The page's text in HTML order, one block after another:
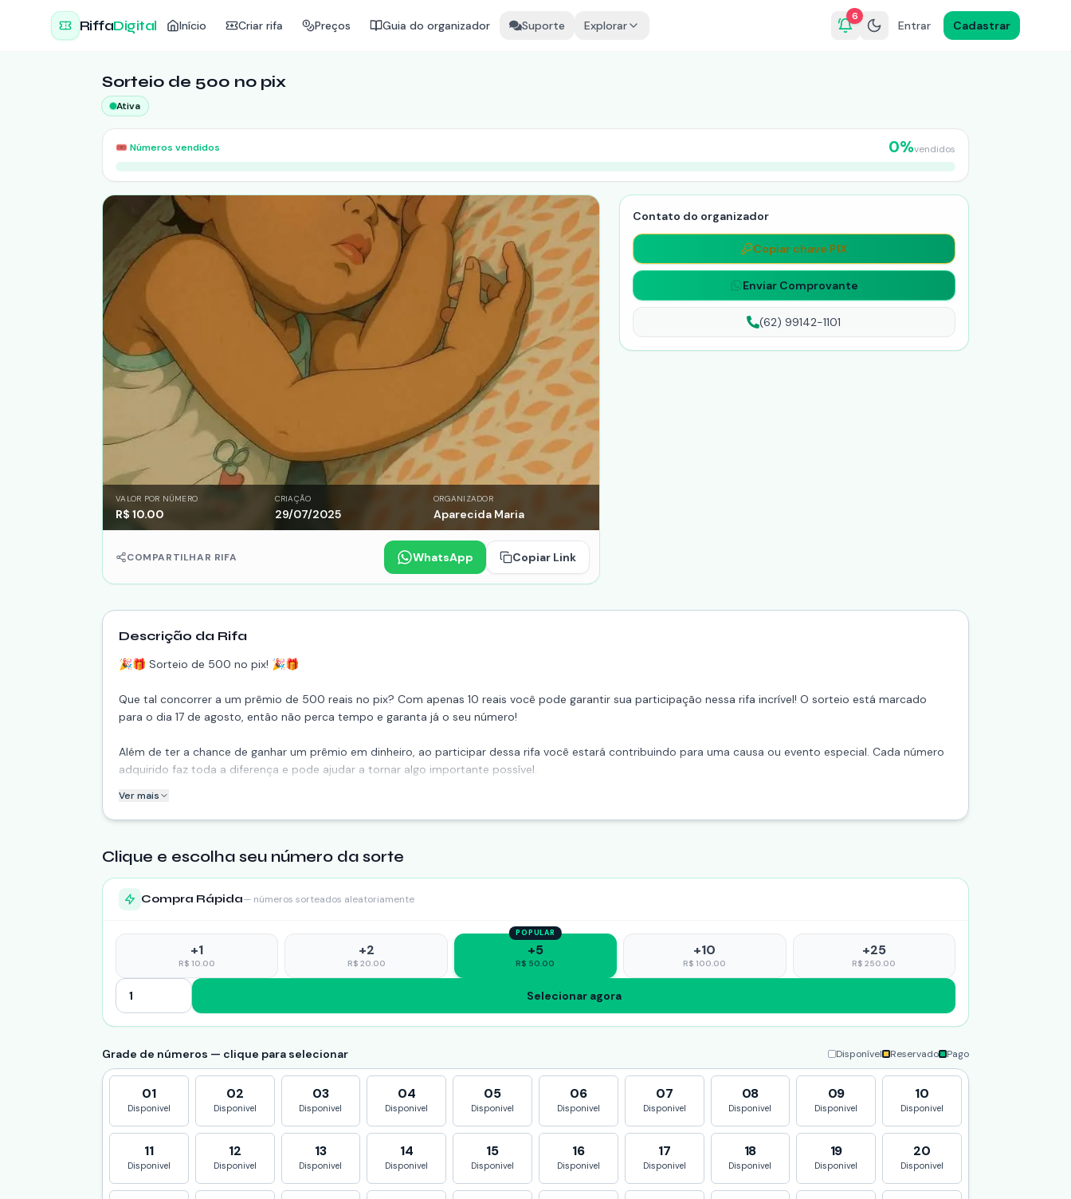
RiffaDigital Início Criar rifa Preços Guia do organizador Suporte Explorar
6
Entrar Cadastrar
Sorteio de 500 no pix
Ativa
🎟️ Números vendidos 0%vendidos
VALOR POR NÚMERO
R$ 10.00
CRIAÇÃO
29/07/2025
ORGANIZADOR
Aparecida Maria
COMPARTILHAR RIFA WhatsApp Copiar Link
Contato do organizador
Copiar chave PIX
Enviar Comprovante
(62) 99142-1101
Descrição da Rifa
🎉🎁 Sorteio de 500 no pix! 🎉🎁
Que tal concorrer a um prêmio de 500 reais no pix? Com apenas 10 reais você pode garantir sua participação nessa rifa incrível! O sorteio está marcado
para o dia 17 de agosto, então não perca tempo e garanta já o seu número!
Além de ter a chance de ganhar um prêmio em dinheiro, ao participar dessa rifa você estará contribuindo para uma causa ou evento especial. Cada número
adquirido faz toda a diferença e pode ajudar a tornar algo importante possível.
Ver mais
Clique e escolha seu número da sorte
Compra Rápida— números sorteados aleatoriamente
+1
R$10.00
+2
R$ 20.00
POPULAR
+5
R$ 50.00
+10
R$100.00
+25
R$250.00
Selecionar agora
Grade de números — clique para selecionar Disponível Reservado Pago
01
Disponivel
02
Disponivel
03
Disponivel
04
Disponivel
05
Disponivel
06
Disponivel
07
Disponivel
08
Disponivel
09
Disponivel
10
Disponivel
11
Disponivel
12
Disponivel
13
Disponivel
14
Disponivel
15
Disponivel
16
Disponivel
17
Disponivel
18
Disponivel
19
Disponivel
20
Disponivel